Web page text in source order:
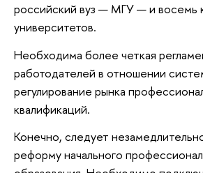
российский вуз — МГУ — и восемь
университетов.
Необходима более четкая
работодателей в отношении
регулирование рынка
квалификаций.
Конечно, следует
реформу начального